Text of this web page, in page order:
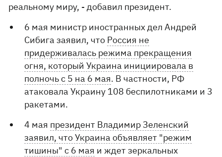
реальному миру, - добавил президент.
6 мая министр иностранных дел Андрей
Сибига заявил, что Россия не
придерживалась режима прекращения
огня, который Украина инициировала в
полночь с 5 на 6 мая. В частности, РФ
атаковала Украину 108 беспилотниками и 3
ракетами.
4 мая президент Владимир Зеленский
заявил, что Украина объявляет "режим
тишины" с 6 мая и ждет зеркальных